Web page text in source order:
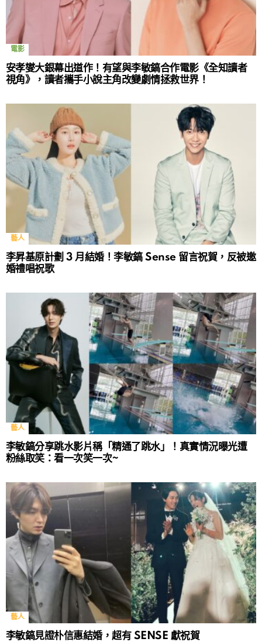
電影
安孝燮大銀幕出道作！有望與李敏鎬合作電影《全知讀者
視角》，讀者攜手小說主角改變劇情拯救世界！
藝人
李昇基原計劃 3 月結婚！李敏鎬 Sense 留言祝賀，反被邀
婚禮唱祝歌
藝人
李敏鎬分享跳水影片稱「精通了跳水」！真實情況曝光遭
粉絲取笑：看一次笑一次~
藝人
李敏鎬見證朴信惠結婚，超有 SENSE 獻祝賀